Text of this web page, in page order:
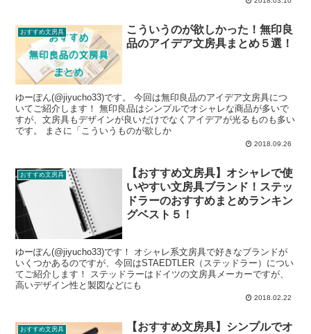
おすすめ文房具
こういうのが欲しかった！無印良
品のアイデア文房具まとめ５選！
ゆーぽん(@jiyucho33)です。 今回は無印良品のアイデア文房具につ
いてご紹介します！ 無印良品はシンプルでオシャレな商品が多いで
すが、文房具もデザインが良いだけでなくアイデアが光るものも多い
です。 まさに「こういうものが欲しか
2018.09.26
おすすめ文房具
【おすすめ文房具】オシャレで使
いやすい文房具ブランド！ステッ
ドラーのおすすめまとめランキン
グベスト５！
ゆーぽん(@jiyucho33)です！ オシャレ系文房具で好きなブランドが
いくつかあるのですが、今回はSTAEDTLER（ステッドラー）につい
てご紹介します！ ステッドラーはドイツの文房具メーカーですが、
高いデザイン性と製図などにも
2018.02.22
おすすめ文房具
【おすすめ文房具】シンプルでオ